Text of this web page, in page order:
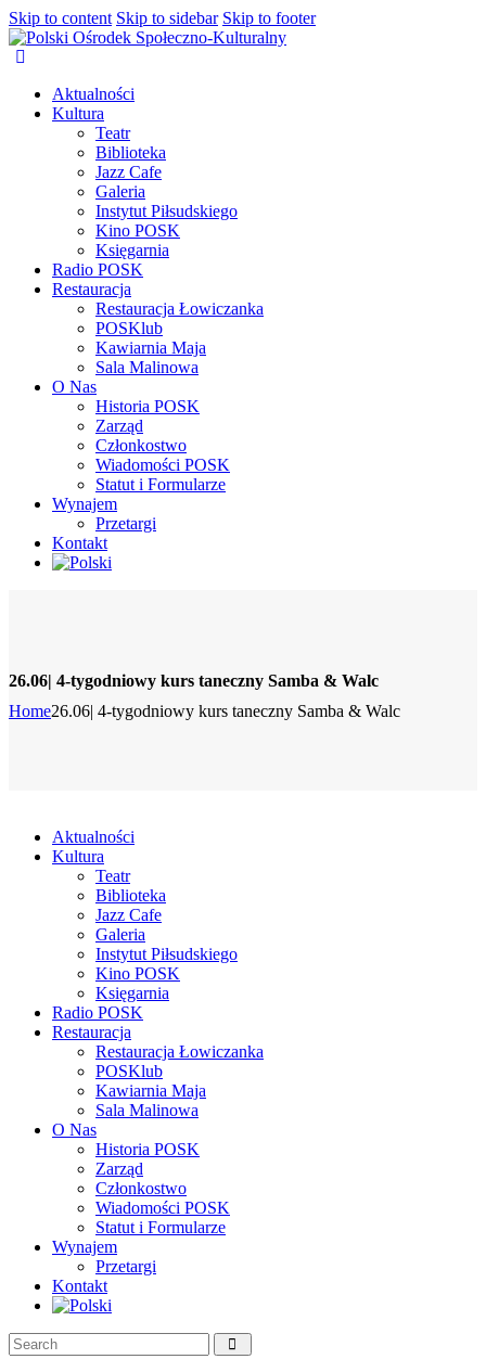
Skip to content Skip to sidebar Skip to footer
Aktualności
Kultura
Teatr
Biblioteka
Jazz Cafe
Galeria
Instytut Piłsudskiego
Kino POSK
Księgarnia
Radio POSK
Restauracja
Restauracja Łowiczanka
POSKlub
Kawiarnia Maja
Sala Malinowa
O Nas
Historia POSK
Zarząd
Członkostwo
Wiadomości POSK
Statut i Formularze
Wynajem
Przetargi
Kontakt
26.06| 4-tygodniowy kurs taneczny Samba & Walc
Home26.06| 4-tygodniowy kurs taneczny Samba & Walc
Aktualności
Kultura
Teatr
Biblioteka
Jazz Cafe
Galeria
Instytut Piłsudskiego
Kino POSK
Księgarnia
Radio POSK
Restauracja
Restauracja Łowiczanka
POSKlub
Kawiarnia Maja
Sala Malinowa
O Nas
Historia POSK
Zarząd
Członkostwo
Wiadomości POSK
Statut i Formularze
Wynajem
Przetargi
Kontakt